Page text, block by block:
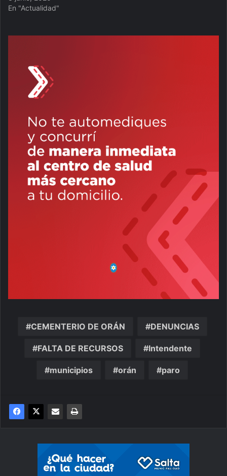
En "Actualidad"
CEMENTERIO DE ORÁN DENUNCIAS
FALTA DE RECURSOS Intendente
municipios orán paro